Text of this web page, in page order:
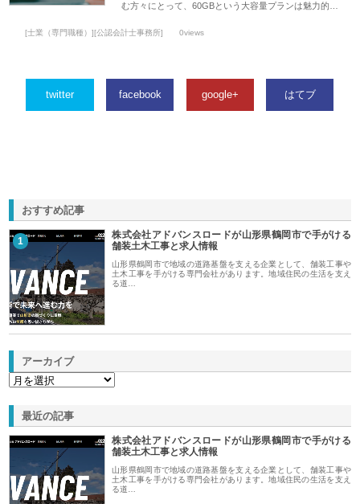
む方々にとって、60GBという大容量プランは魅力的…
[士業（専門職種）][公認会計士事務所] 0views
twitter facebook google+ はてブ
おすすめ記事
1
株式会社アドバンスロードが山形県鶴岡市で手がける
舗装土木工事と求人情報
山形県鶴岡市で地域の道路基盤を支える企業として、舗装工事や
土木工事を手がける専門会社があります。地域住民の生活を支え
る道…
アーカイブ
最近の記事
株式会社アドバンスロードが山形県鶴岡市で手がける
舗装土木工事と求人情報
山形県鶴岡市で地域の道路基盤を支える企業として、舗装工事や
土木工事を手がける専門会社があります。地域住民の生活を支え
る道…